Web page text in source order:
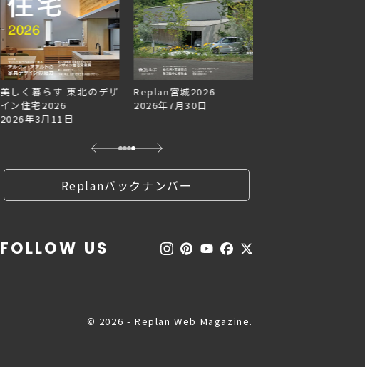
美しく暮らす 東北のデザ
イン住宅2026
2026年3月11日
Replan宮城2026
2026年7月30日
Replanバックナンバー
FOLLOW US
© 2026 - Replan Web Magazine.